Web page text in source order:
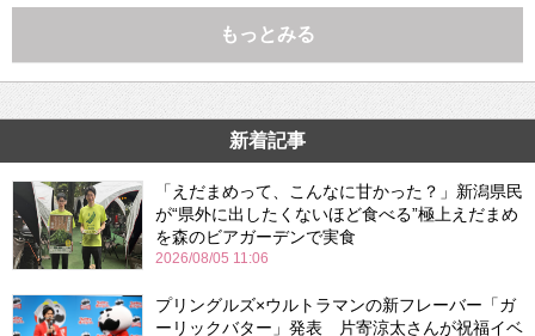
もっとみる
新着記事
「えだまめって、こんなに甘かった？」新潟県民
が“県外に出したくないほど食べる”極上えだまめ
を森のビアガーデンで実食
2026/08/05 11:06
プリングルズ×ウルトラマンの新フレーバー「ガ
ーリックバター」発表 片寄涼太さんが祝福イベ